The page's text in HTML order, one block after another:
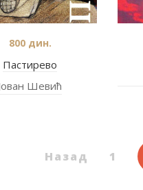
Пастирево
800дин.
Шевић
Назад 1